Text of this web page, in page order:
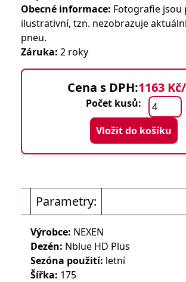
Obecné informace: Fotografie jsou
ilustrativní, tzn. nezobrazuje
pneu.
Záruka: 2 roky
Cena s DPH:1163
Počet kusů:
Vložit do košíku
Parametry:
Výrobce: NEXEN
Dezén: Nblue HD Plus
Sezóna použití: letní
Šířka: 175